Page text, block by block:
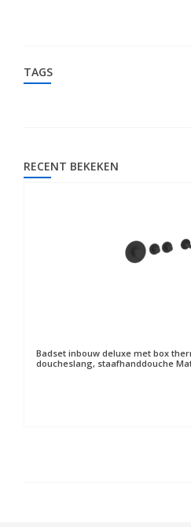
TAGS
RECENT BEKEKEN
Badset inbouw deluxe met box
doucheslang, staafhanddouche